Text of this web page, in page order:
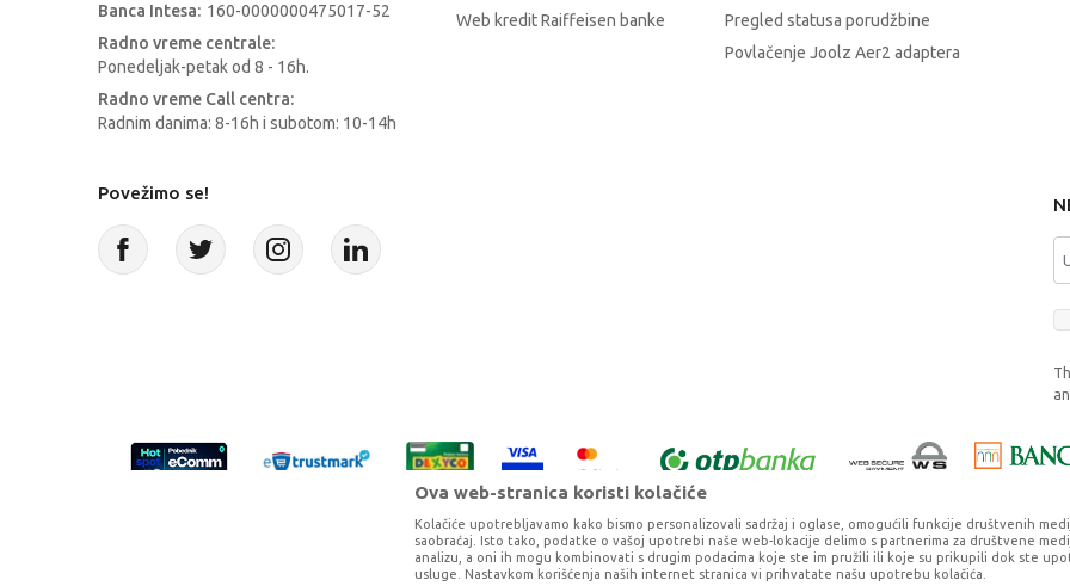
Banca Intesa: 160-0000000475017-52
Radno vreme centrale:
Ponedeljak-petak od 8 - 16h.
Radno vreme Call centra:
Radnim danima: 8-16h i subotom: 10-14h
Web kredit Raiffeisen banke
Pregled statusa porudžbine
Povlačenje Joolz Aer2 adaptera
Povežimo se!
Ova web-stranica koristi kolačiće
Kolačiće upotrebljavamo kako bismo personalizovali sadržaj i oglase, omogućili funkcije društvenih
saobraćaj. Isto tako, podatke o vašoj upotrebi naše web-lokacije delimo s partnerima za društvene
analizu, a oni ih mogu kombinovati s drugim podacima koje ste im pružili ili koje su prikupili dok ste
usluge. Nastavkom korišćenja naših internet stranica vi prihvatate našu upotrebu kolačića.